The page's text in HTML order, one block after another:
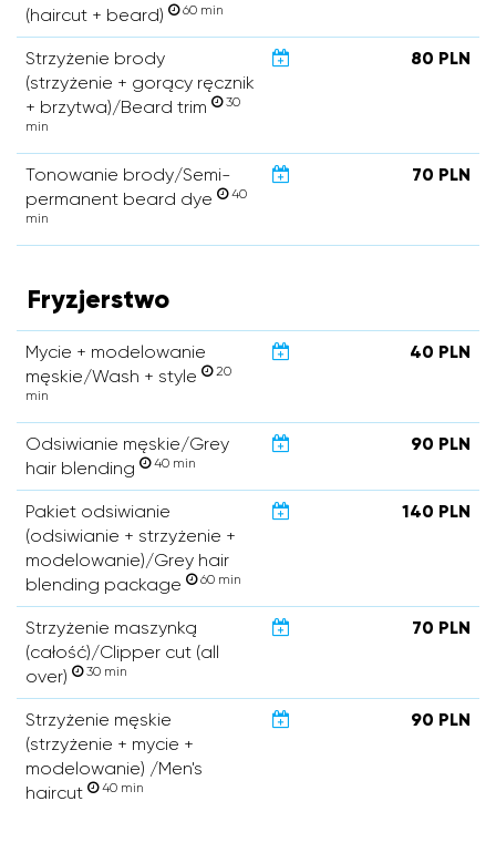
(haircut + beard)
60 min
Strzyżenie brody
(strzyżenie + gorący ręcznik
+ brzytwa)/Beard trim
30
min
80 PLN
Tonowanie brody/Semi-
permanent beard dye
40
min
70 PLN
Fryzjerstwo
Mycie + modelowanie
męskie/Wash + style
20
min
40 PLN
Odsiwianie męskie/Grey
hair blending
40 min
90 PLN
Pakiet odsiwianie
(odsiwianie + strzyżenie +
modelowanie)/Grey hair
blending package
60 min
140 PLN
Strzyżenie maszynką
(całość)/Clipper cut (all
over)
30 min
70 PLN
Strzyżenie męskie
(strzyżenie + mycie +
modelowanie) /Men's
haircut
40 min
90 PLN